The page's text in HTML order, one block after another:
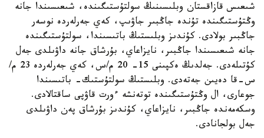
شىعىس قازاقستان وبلىسىنىڭ سولتۇستىگىندە، شىعىسىندا جانە
وڭتۇستىگىندە تۇندە جاڭبىر جاۋىپ، كەي جەرلەردە نوسەر
جاڭبىر بولادى. كۇندىز وبلىستىڭ باتىسىندا، سولتۇستىگىندە
جانە شىعىسىندا جاڭبىر، نايزاعاي، بۇرشاق جانە داۋىلدى جەل
كۇتىلەدى. جەلدىڭ ەكپىنى 15- 20 م/س، كەي جەرلەردە 23 م/
س-قا دەيىن جەتەدى. وبلىستىڭ سولتۇستىك- باتىسىندا
جوعارى، ال وڭتۇستىگىندە توتەنشە ءورت قاۋپى ساقتالادى.
وسكەمەندە جاڭبىر، نايزاعاي، كۇندىز بۇرشاق پەن داۋىلدى
جەل بولجانادى.